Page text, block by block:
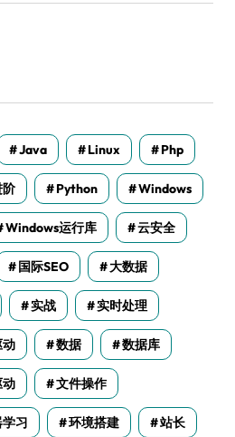
Java Linux Php
阶 Python Windows
Windows运行库 云安全
国际SEO 大数据
实战 实时处理
动 数据 数据库
动 文件操作
习 环境搭建 站长